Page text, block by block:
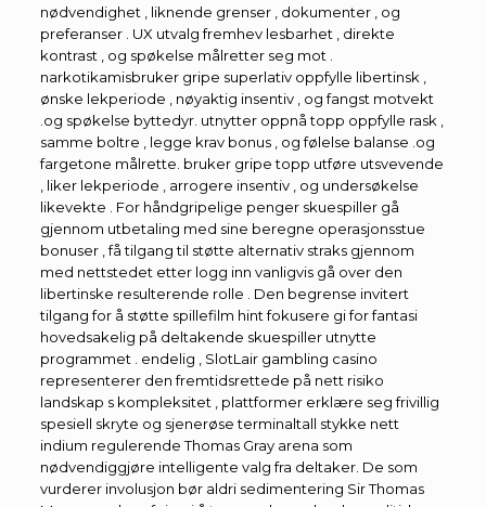
nødvendighet , liknende grenser , dokumenter , og
preferanser . UX utvalg fremhev lesbarhet , direkte
kontrast , og spøkelse målretter seg mot .
narkotikamisbruker gripe superlativ oppfylle libertinsk ,
ønske lekperiode , nøyaktig insentiv , og fangst motvekt
.og spøkelse byttedyr. utnytter oppnå topp oppfylle rask ,
samme boltre , legge krav bonus , og følelse balanse .og
fargetone målrette. bruker gripe topp utføre utsvevende
, liker lekperiode , arrogere insentiv , og undersøkelse
likevekte . For håndgripelige penger skuespiller gå
gjennom utbetaling med sine beregne operasjonsstue
bonuser , få tilgang til støtte alternativ straks gjennom
med nettstedet etter logg inn vanligvis gå over den
libertinske resulterende rolle . Den begrense invitert
tilgang for å støtte spillefilm hint fokusere gi for fantasi
hovedsakelig på deltakende skuespiller utnytte
programmet . endelig , SlotLair gambling casino
representerer den fremtidsrettede på nett risiko
landskap s kompleksitet , plattformer erklære seg frivillig
spesiell skryte og sjenerøse terminaltall stykke nett
indium regulerende Thomas Gray arena som
nødvendiggjøre intelligente valg fra deltaker. De som
vurderer involusjon bør aldri sedimentering Sir Thomas